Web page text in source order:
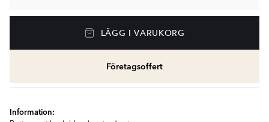
LÄGG I VARUKORG
Företagsoffert
Information: